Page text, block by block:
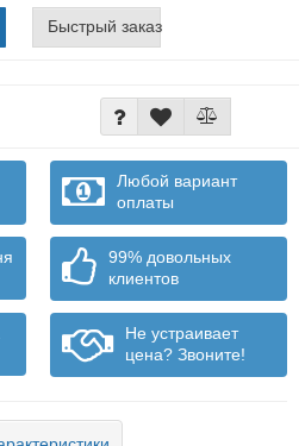
Быстрый заказ
Любой вариант
оплаты
99% довольных
клиентов
Не устраивает
цена? Звоните!